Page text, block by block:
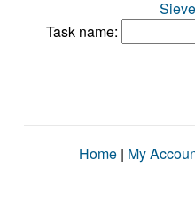
Task name:
Home | My